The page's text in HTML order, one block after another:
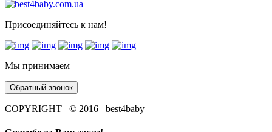
Присоединяйтесь к нам!
Мы принимаем
Обратный звонок
COPYRIGHT © 2016 best4baby